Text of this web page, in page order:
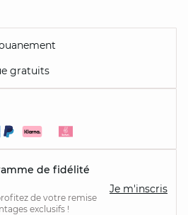
gratuits
de fidélité
de votre remise
exclusifs !
Je m'inscris